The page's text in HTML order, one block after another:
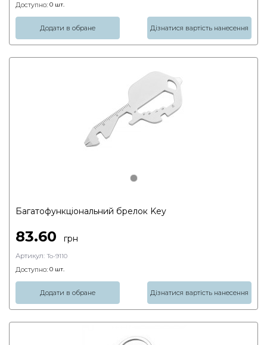
Доступно: 0 шт.
Додати в обране Дізнатися вартість нанесення
Багатофункціональний брелок Key
83.60 грн
Артикул: To-9110
Доступно: 0 шт.
Додати в обране Дізнатися вартість нанесення